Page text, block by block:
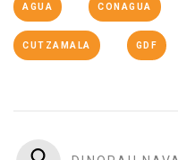
AGUA CONAGUA
CUTZAMALA GDF